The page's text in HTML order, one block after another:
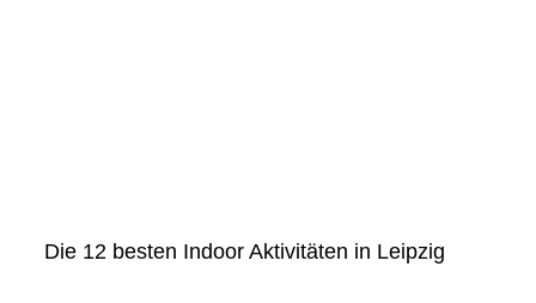
Die 12 besten Indoor Aktivitäten in Leipzig